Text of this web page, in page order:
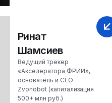
Ринат
Шамсиев
Ведущий трекер
«Акселератора ФРИИ»,
основатель и CEO
Zvonobot (капитализация
500+ млн руб.)